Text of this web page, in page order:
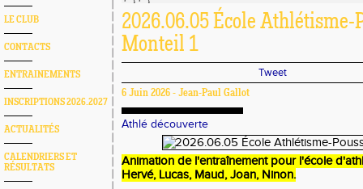
LE CLUB
CONTACTS
ENTRAINEMENTS
INSCRIPTIONS 2026.2027
ACTUALITÉS
CALENDRIERS ET
RÉSULTATS
2026.06.05 École Athlétisme-
Monteil 1
Tweet
6 Juin 2026 - Jean-Paul Gallot
Athlé découverte
Animation de l'entraînement pour l'école
Hervé, Lucas, Maud, Joan, Ninon.